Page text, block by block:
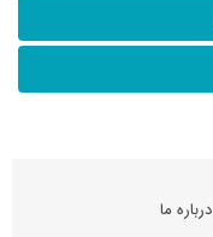
درباره ما